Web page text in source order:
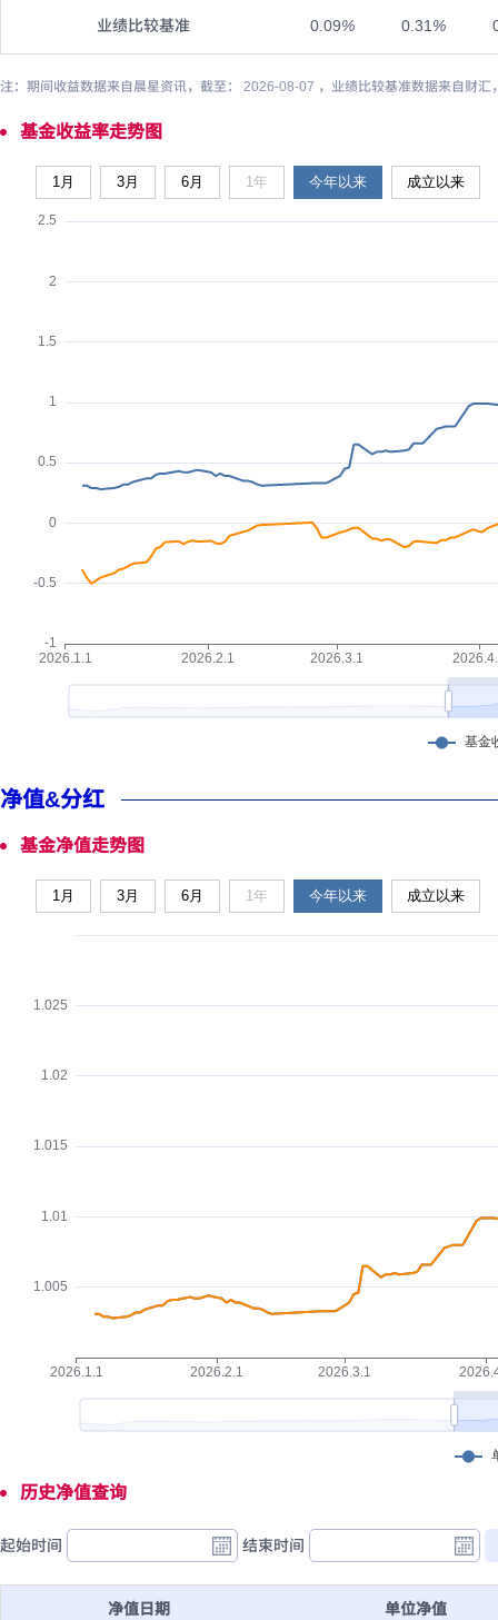
业绩比较基准 0.09% 0.31 %
注：期间收益数据来自晨星资讯，截至： 2026-08-07 ，业绩比较基准数据来自财
基金收益率走势图
1月 3月 6月 1年 今年以来 成立以来
净值&分红
基金净值走势图
1月 3月 6月 1年 今年以来 成立以来
历史净值查询
起始时间 结束时间
净值日期 单位净值